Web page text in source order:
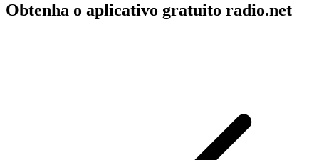
Obtenha o aplicativo gratuito radio.net